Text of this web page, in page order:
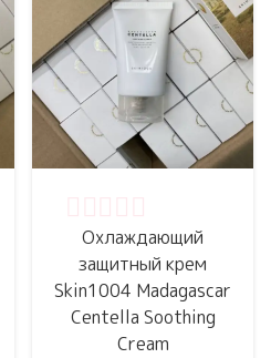
Охлаждающий
защитный крем
Skin1004 Madagascar
Centella Soothing
Cream